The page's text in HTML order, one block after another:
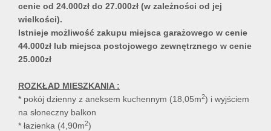
cenie od 24.000zł do 27.000zł (w zależności od jej
wielkości).
Istnieje możliwość zakupu miejsca garażowego w cenie
44.000zł lub miejsca postojowego zewnętrznego w cenie
25.000zł
ROZKŁAD MIESZKANIA :
* pokój dzienny z aneksem kuchennym (18,05m2) i wyjściem
na słoneczny balkon
* łazienka (4,90m2)